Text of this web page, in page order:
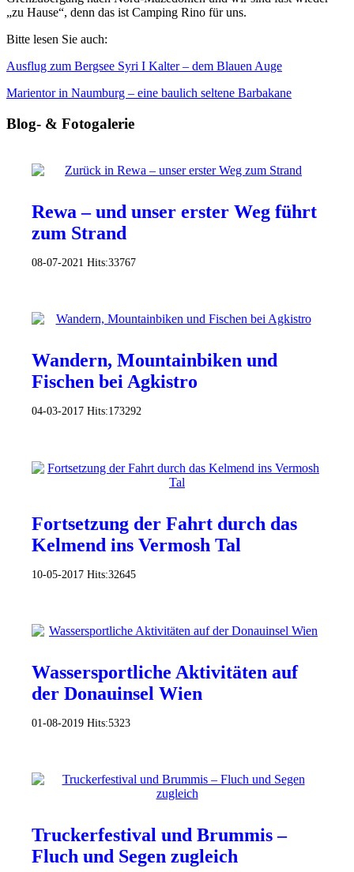
„zu Hause“, denn das ist Camping Rino für uns.
Bitte lesen Sie auch:
Ausflug zum Bergsee Syri I Kalter – dem Blauen Auge
Marientor in Naumburg – eine baulich seltene Barbakane
Blog- & Fotogalerie
Rewa – und unser erster Weg führt
zum Strand
08-07-2021 Hits:33767
Wandern, Mountainbiken und
Fischen bei Agkistro
04-03-2017 Hits:173292
Fortsetzung der Fahrt durch das
Kelmend ins Vermosh Tal
10-05-2017 Hits:32645
Wassersportliche Aktivitäten auf
der Donauinsel Wien
01-08-2019 Hits:5323
Truckerfestival und Brummis –
Fluch und Segen zugleich